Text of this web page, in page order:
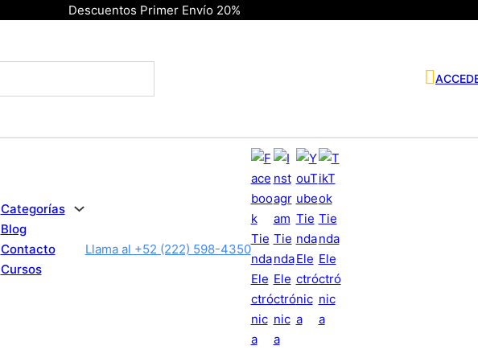
Descuentos Primer Envío 20%
Categorías
Blog
Contacto
Cursos
Llama al +52 (222) 598-4350